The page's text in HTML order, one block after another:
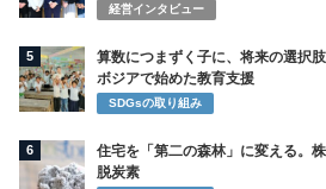
経営インタビュー
5
算数につまずく子に、将来の選択
ボジアで始めた教育支援
SDGsの取り組み
6
住宅を「第二の森林」に変える。
脱炭素